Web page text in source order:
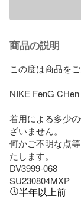
商品の説明
この度は商品を
NIKE FenG
着用による多少
ざいません。
何かご不明な点
たします。
DV3999-068
SU230804MXP
半年以上前